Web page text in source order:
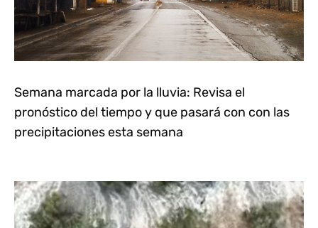
Semana marcada por la lluvia: Revisa el
pronóstico del tiempo y que pasará con con las
precipitaciones esta semana